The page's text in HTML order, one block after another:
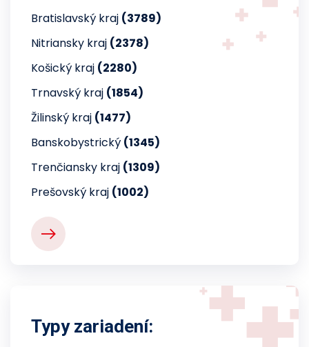
Bratislavský kraj (3789)
Nitriansky kraj (2378)
Košický kraj (2280)
Trnavský kraj (1854)
Žilinský kraj (1477)
Banskobystrický (1345)
Trenčiansky kraj (1309)
Prešovský kraj (1002)
Typy zariadení: